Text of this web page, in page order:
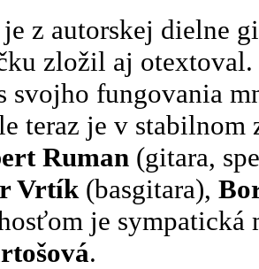
z autorskej dielne
zložil aj
svojho fungovania
teraz je v
Ruman (gitara,
Vrtík (basgitara),
je sympatická
.